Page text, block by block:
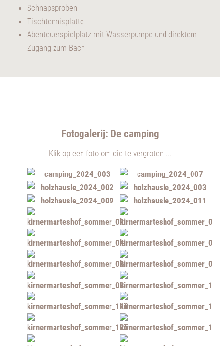
Schnapsproben
Tischtennisplatte
Abenteuerspielplatz mit Wasserpumpe und direktem
Zugang zum Bach
Fotogalerij: De camping
Klik op een foto om die te vergroten ...